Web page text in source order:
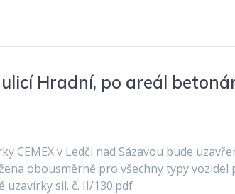
Hradní, po areál
CEMEX v Ledči nad Sázavou bude
obousměrně pro všechny typy vozidel
sil. č. II/130.pdf